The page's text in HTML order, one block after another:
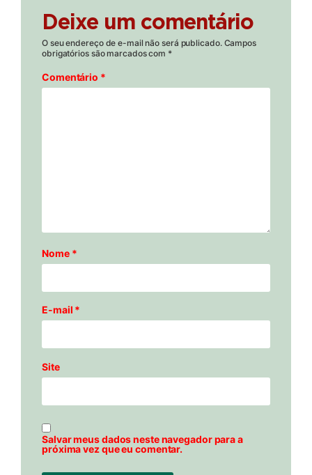
Deixe um comentário
O seu endereço de e-mail não será publicado. Campos
obrigatórios são marcados com *
Comentário *
Nome *
E-mail *
Site
Salvar meus dados neste navegador para a
próxima vez que eu comentar.